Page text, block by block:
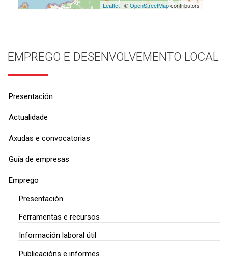
Leaflet| ©OpenStreetMapcontributors
EMPREGO E DESENVOLVEMENTO LOCAL
Presentación
Actualidade
Axudas e convocatorias
Guía de empresas
Emprego
Presentación
Ferramentas e recursos
Información laboral útil
Publicacións e informes